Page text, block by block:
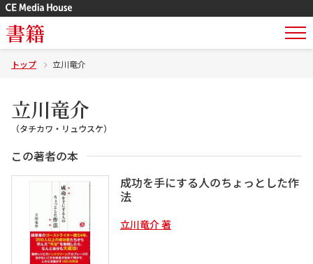
書籍
トップ 立川竜介
立川竜介
（タチカワ・リュウスケ）
この著者の本
成功を手にする人のちょっとした作
法
立川竜介 著